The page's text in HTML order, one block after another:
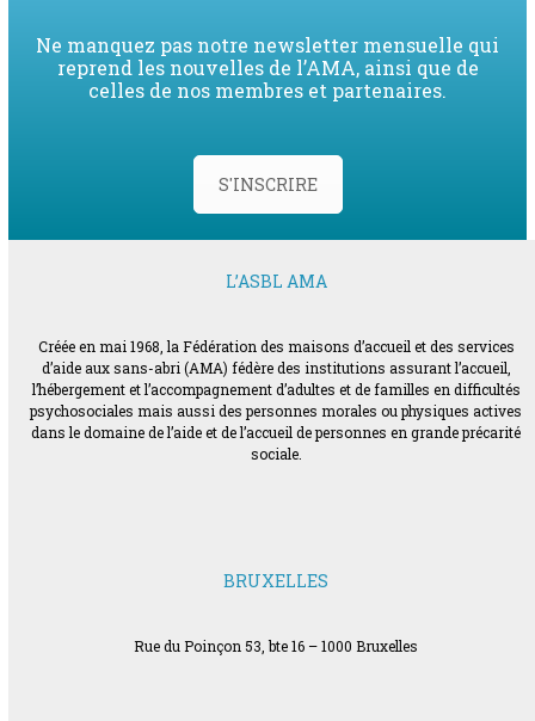
Ne manquez pas notre newsletter mensuelle qui
reprend les nouvelles de l’AMA, ainsi que de
celles de nos membres et partenaires.
S'INSCRIRE
L’ASBL AMA
Créée en mai 1968, la Fédération des maisons d’accueil et des services
d’aide aux sans-abri (AMA) fédère des institutions assurant l’accueil,
l’hébergement et l’accompagnement d’adultes et de familles en difficultés
psychosociales mais aussi des personnes morales ou physiques actives
dans le domaine de l’aide et de l’accueil de personnes en grande précarité
sociale.
BRUXELLES
Rue du Poinçon 53, bte 16 – 1000 Bruxelles